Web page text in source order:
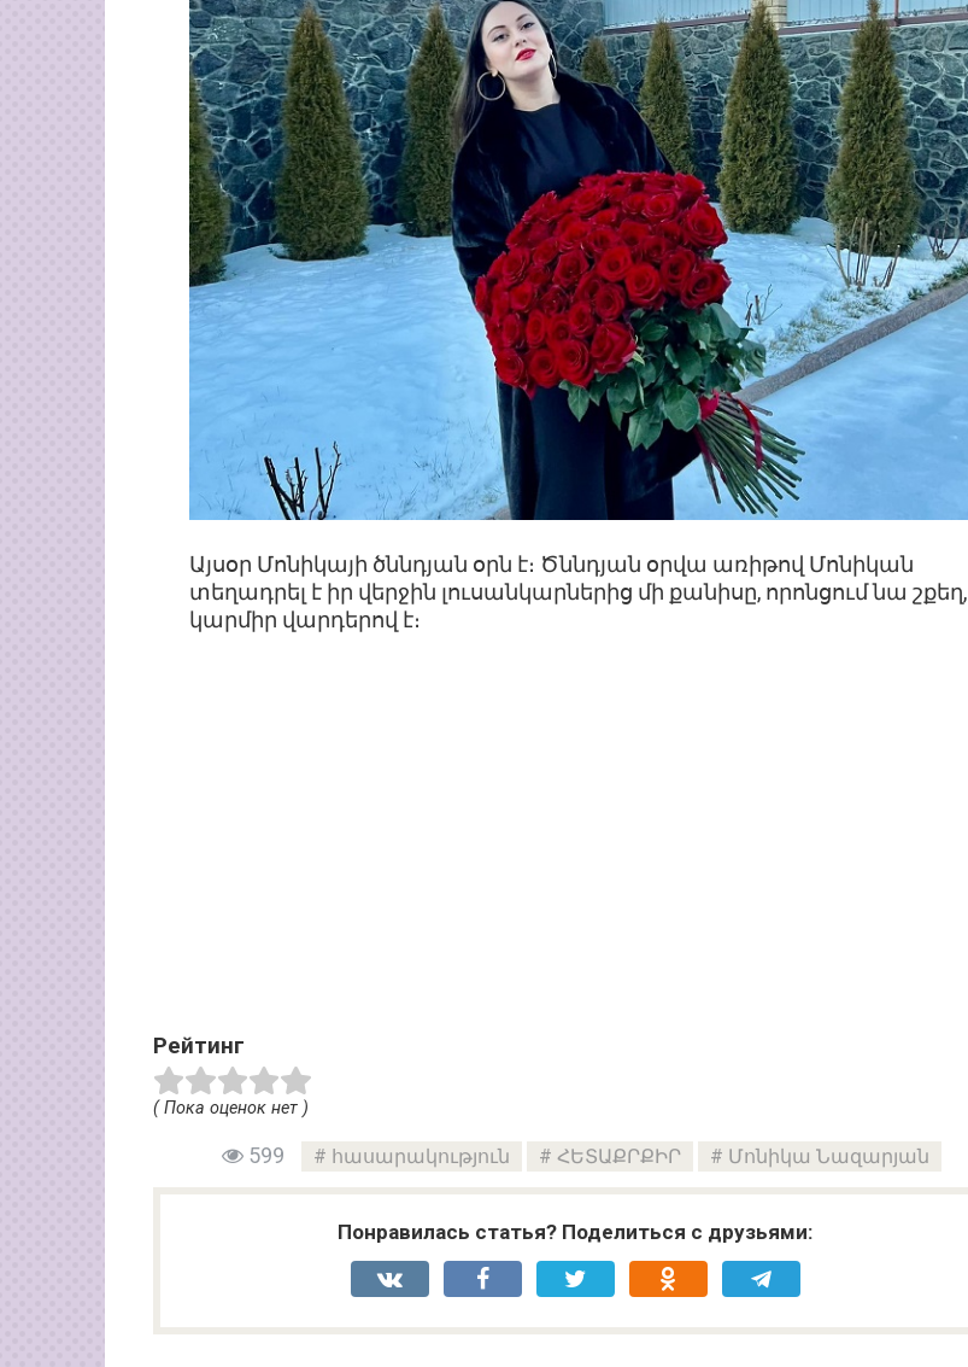
Այսօր Մոնիկայի ծննդյան օրն է։ Ծննդյան օրվա առիթով Մոնիկան
տեղադրել է իր վերջին լուսանկարներից մի քանիսը, որոնցում նա շքեղ,
կարմիր վարդերով է։
Рейтинг
( Пока оценок нет )
599 հասարակություն ՀԵՏԱՔՐՔԻՐ Մոնիկա Նազարյան
Понравилась статья? Поделиться с друзьями: